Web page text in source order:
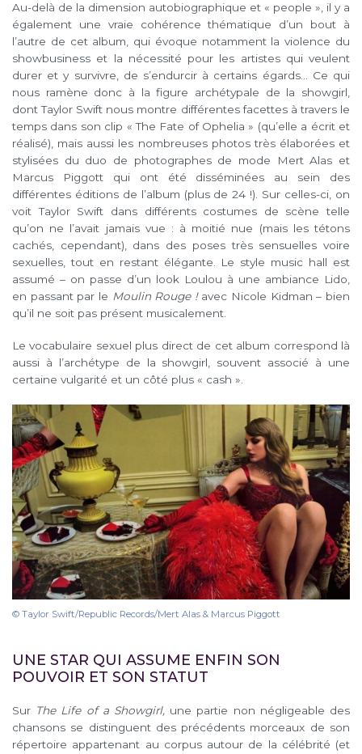
Au-delà de la dimension autobiographique et « people », il y a
également une vraie cohérence thématique d’un bout à
l’autre de cet album, qui évoque notamment la violence du
showbusiness et la nécessité pour les artistes qui veulent
durer et y survivre, de s’endurcir à certains égards… Ce qui
nous ramène donc à la figure archétypale de la showgirl,
dont Taylor Swift nous montre différentes facettes à travers le
temps dans son clip « The Fate of Ophelia » (qu’elle a écrit et
réalisé), mais aussi les nombreuses photos très élaborées et
stylisées du duo de photographes de mode Mert Alas et
Marcus Piggott qui ont été disséminées au sein des
différentes éditions de l’album (plus de 24 !). Sur celles-ci, on
voit Taylor Swift dans différents costumes de scène telle
qu’on ne l’avait jamais vue : à moitié nue (mais les tétons
cachés, cependant), dans des poses très sensuelles voire
sexuelles, tout en restant élégante. Le style music hall est
assumé – on passe d’un look Loulou à une ambiance Lido,
en passant par le Moulin Rouge !avec Nicole Kidman – bien
qu’il ne soit pas présent musicalement.
Le vocabulaire sexuel plus direct de cet album correspond là
aussi à l’archétype de la showgirl, souvent associé à une
certaine vulgarité et un côté plus « cash ».
© Taylor Swift/Republic Records/Mert Alas & Marcus Piggott
UNE STAR QUI ASSUME ENFIN SON
POUVOIR ET SON STATUT
Sur The Life of a Showgirl, une partie non négligeable des
chansons se distinguent des précédents morceaux de son
répertoire appartenant au corpus autour de la célébrité (et